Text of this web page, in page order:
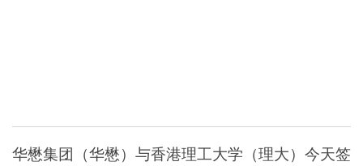
华懋集团（华懋）与香港理工大学（理大）今天签